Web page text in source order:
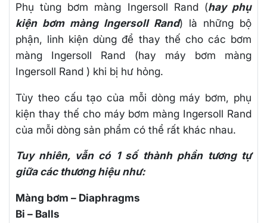
Phụ tùng bơm màng Ingersoll Rand (hay phụ
kiện bơm màng Ingersoll Rand) là những bộ
phận, linh kiện dùng để thay thế cho các bơm
màng Ingersoll Rand (hay máy bơm màng
Ingersoll Rand ) khi bị hư hỏng.
Tùy theo cấu tạo của mỗi dòng máy bơm, phụ
kiện thay thế cho máy bơm màng Ingersoll Rand
của mỗi dòng sản phẩm có thể rất khác nhau.
Tuy nhiên, vẫn có 1 số thành phần tương tự
giữa các thương hiệu như:
Màng bơm – Diaphragms
Bi – Balls